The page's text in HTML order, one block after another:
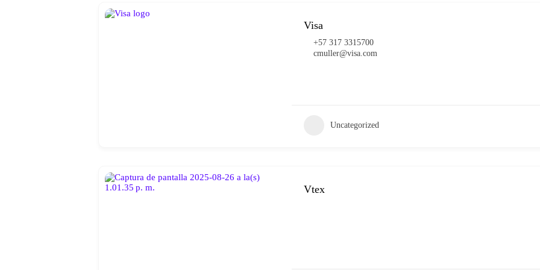
Visa
+57 317 3315700
cmuller@visa.com
Uncategorized
Vtex